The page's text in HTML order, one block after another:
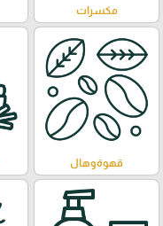
مكسرات
قهوةوهال